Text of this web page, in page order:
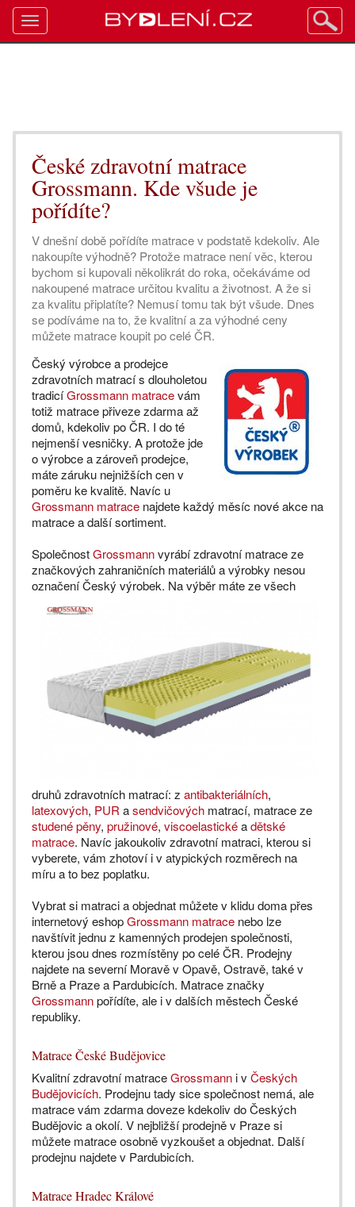
České zdravotní matrace
Grossmann. Kde všude je
pořídíte?
V dnešní době pořídíte matrace v podstatě kdekoliv. Ale
nakoupíte výhodně? Protože matrace není věc, kterou
bychom si kupovali několikrát do roka, očekáváme od
nakoupené matrace určitou kvalitu a životnost. A že si
za kvalitu připlatíte? Nemusí tomu tak být všude. Dnes
se podíváme na to, že kvalitní a za výhodné ceny
můžete matrace koupit po celé ČR.
Český výrobce a prodejce
zdravotních matrací s dlouholetou
tradicíGrossmann matracevám
totiž matrace přiveze zdarma až
domů, kdekoliv po ČR. I do té
nejmenší vesničky. A protože jde
o výrobce a zároveň prodejce,
máte záruku nejnižších cen v
poměru ke kvalitě. Navíc u
Grossmann matrace najdete každý měsíc nové akce na
matrace a další sortiment.
SpolečnostGrossmannvyrábí zdravotní matrace ze
značkových zahraničních materiálů a výrobky nesou
označení Český výrobek. Na výběr máte ze všech
druhů zdravotních matrací: z antibakteriálních,
latexových, PURasendvičových matrací, matrace ze
studené pěny, pružinové, viscoelastickéadětské
matrace. Navíc jakoukoliv zdravotní matraci, kterou si
vyberete, vám zhotoví i v atypických rozměrech na
míru a to bez poplatku.
Vybrat si matraci a objednat můžete v klidu doma přes
internetový eshopGrossmann matrace nebo lze
navštívit jednu z kamenných prodejen společnosti,
kterou jsou dnes rozmístěny po celé ČR. Prodejny
najdete na severní Moravě v Opavě, Ostravě, také v
Brně a Praze a Pardubicích. Matrace značky
Grossmannpořídíte, ale i v dalších městech České
republiky.
Matrace České Budějovice
Kvalitní zdravotní matraceGrossmann i vČeských
Budějovicích. Prodejnu tady sice společnost nemá, ale
matrace vám zdarma doveze kdekoliv do Českých
Budějovic a okolí. V nejbližší prodejně v Praze si
můžete matrace osobně vyzkoušet a objednat. Další
prodejnu najdete v Pardubicích.
Matrace Hradec Králové
Toggle
navigation